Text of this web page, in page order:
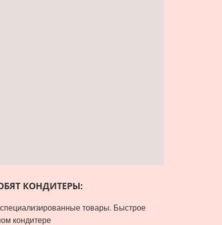
КОНДИТЕРЫ:
товары. Быстрое
кондитере